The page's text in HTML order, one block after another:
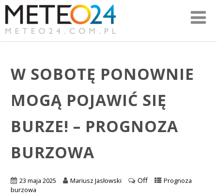
W SOBOTĘ PONOWNIE
MOGĄ POJAWIĆ SIĘ
BURZE! – PROGNOZA
BURZOWA
23 maja 2025 Mariusz Jasłowski Off
Prognoza
burzowa